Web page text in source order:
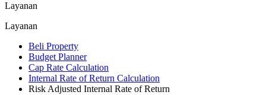
Layanan
Layanan
Beli Property
Budget Planner
Cap Rate Calculation
Internal Rate of Return Calculation
Risk Adjusted Internal Rate of Return